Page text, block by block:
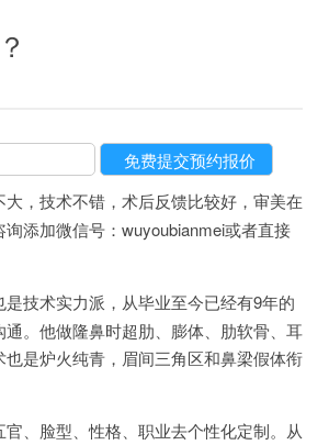
，技术不错，术后反馈比较好，审美在
添加微信号：wuyoubianmei或者直接
技术实力派，从毕业至今已经有9年的
。他做隆鼻时超肋、膨体、肋软骨、耳
是炉火纯青，眉间三角区和鼻梁假体衔
、脸型、性格、职业去个性化定制。从